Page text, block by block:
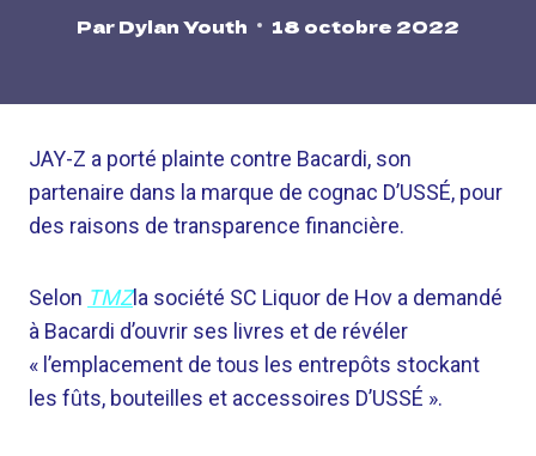
ParDylan Youth 18 octobre 2022
JAY-Z a porté plainte contre Bacardi, son
partenaire dans la marque de cognac D’USSÉ, pour
des raisons de transparence financière.
Selon TMZla société SC Liquor de Hov a demandé
à Bacardi d’ouvrir ses livres et de révéler
« l’emplacement de tous les entrepôts stockant
les fûts, bouteilles et accessoires D’USSÉ ».